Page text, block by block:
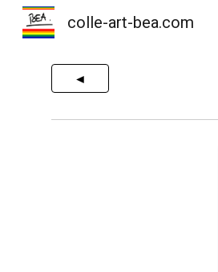
colle-art-bea.com
◄